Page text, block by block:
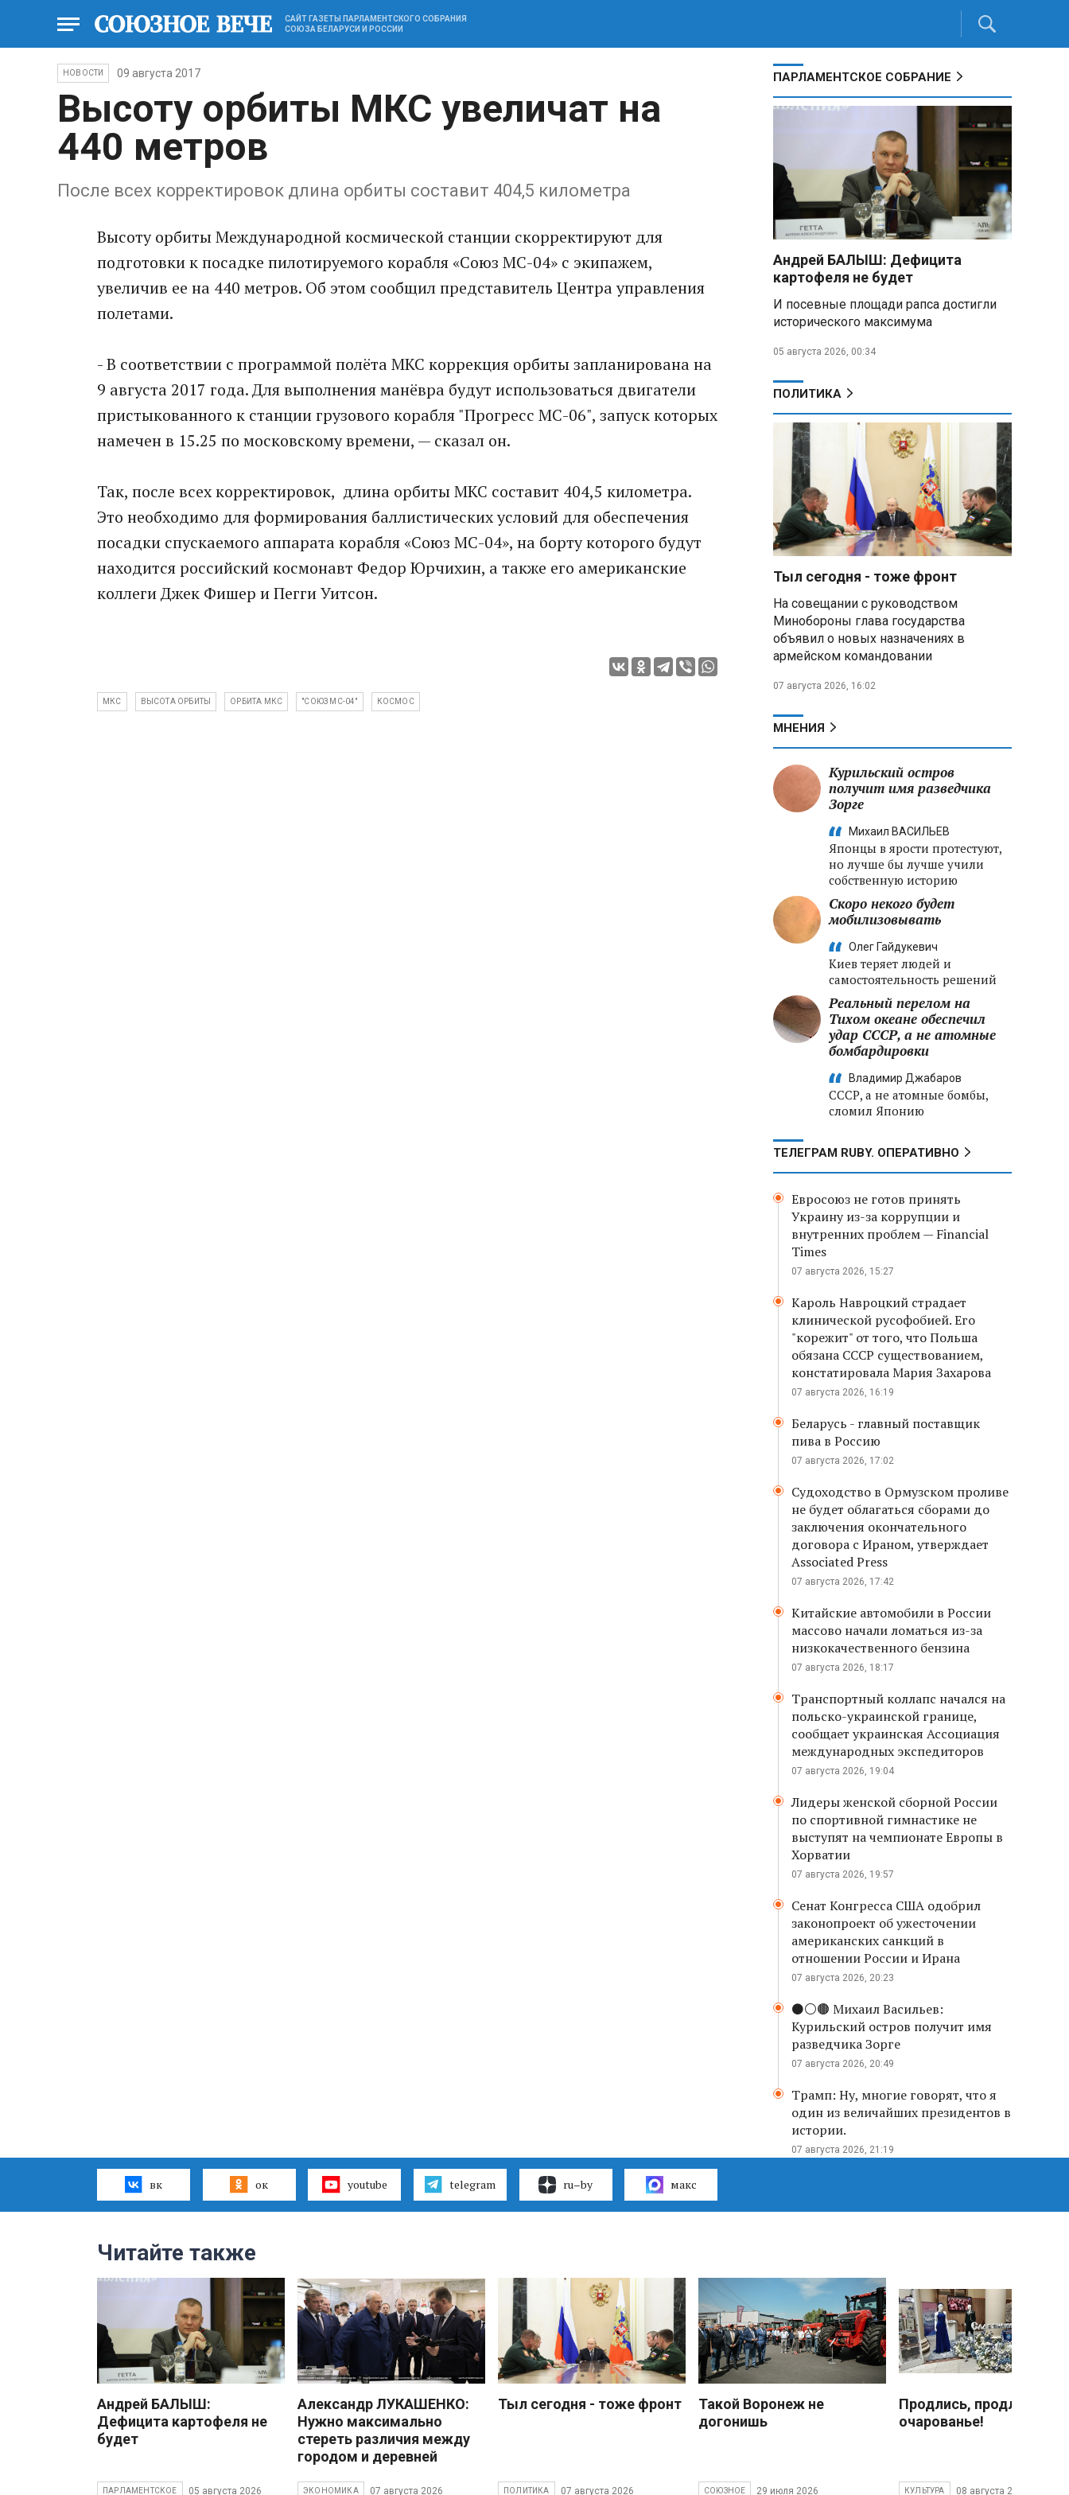
САЙТ ГАЗЕТЫ ПАРЛАМЕНТСКОГО СОБРАНИЯ
СОЮЗА БЕЛАРУСИ И РОССИИ
НОВОСТИ 09 августа 2017
Высоту орбиты МКС увеличат на
440 метров
После всех корректировок длина орбиты составит 404,5 километра
Высоту орбиты Международной космической станции скорректируют для
подготовки к посадке пилотируемого корабля «Союз МС-04» с экипажем,
увеличив ее на 440 метров. Об этом сообщил представитель Центра управления
полетами.
- В соответствии с программой полёта МКС коррекция орбиты запланирована на
9 августа 2017 года. Для выполнения манёвра будут использоваться двигатели
пристыкованного к станции грузового корабля "Прогресс МС-06", запуск которых
намечен в 15.25 по московскому времени, — сказал он.
Так, после всех корректировок, длина орбиты МКС составит 404,5 километра.
Это необходимо для формирования баллистических условий для обеспечения
посадки спускаемого аппарата корабля «Союз МС-04», на борту которого будут
находится российский космонавт Федор Юрчихин, а также его американские
коллеги Джек Фишер и Пегги Уитсон.
МКС ВЫСОТА ОРБИТЫ ОРБИТА МКС "СОЮЗ МС-04" КОСМОС
ПАРЛАМЕНТСКОЕ СОБРАНИЕ
Андрей БАЛЫШ: Дефицита
картофеля не будет
И посевные площади рапса достигли
исторического максимума
05 августа 2026, 00:34
ПОЛИТИКА
Тыл сегодня - тоже фронт
На совещании с руководством
Минобороны глава государства
объявил о новых назначениях в
армейском командовании
07 августа 2026, 16:02
МНЕНИЯ
Курильский остров
получит имя разведчика
Зорге
Михаил ВАСИЛЬЕВ
Японцы в ярости протестуют,
но лучше бы лучше учили
собственную историю
Скоро некого будет
мобилизовывать
Олег Гайдукевич
Киев теряет людей и
самостоятельность решений
Реальный перелом на
Тихом океане обеспечил
удар СССР, а не атомные
бомбардировки
Владимир Джабаров
СССР, а не атомные бомбы,
сломил Японию
ТЕЛЕГРАМ RUBY. ОПЕРАТИВНО
Евросоюз не готов принять
Украину из-за коррупции и
внутренних проблем — Financial
Times
07 августа 2026, 15:27
Кароль Навроцкий страдает
клинической русофобией. Его
"корежит" от того, что Польша
обязана СССР существованием,
констатировала Мария Захарова
07 августа 2026, 16:19
Беларусь - главный поставщик
пива в Россию
07 августа 2026, 17:02
Судоходство в Ормузском проливе
не будет облагаться сборами до
заключения окончательного
договора с Ираном, утверждает
Associated Press
07 августа 2026, 17:42
Китайские автомобили в России
массово начали ломаться из-за
низкокачественного бензина
07 августа 2026, 18:17
Транспортный коллапс начался на
польско-украинской границе,
сообщает украинская Ассоциация
международных экспедиторов
07 августа 2026, 19:04
Лидеры женской сборной России
по спортивной гимнастике не
выступят на чемпионате Европы в
Хорватии
07 августа 2026, 19:57
Сенат Конгресса США одобрил
законопроект об ужесточении
американских санкций в
отношении России и Ирана
07 августа 2026, 20:23
⚫️⚪️🟤 Михаил Васильев:
Курильский остров получит имя
разведчика Зорге
07 августа 2026, 20:49
Трамп: Ну, многие говорят, что я
один из величайших президентов в
истории.
07 августа 2026, 21:19
вк ок youtube telegram ru–by макс
Читайте также
Андрей БАЛЫШ:
Дефицита картофеля не
будет
ПАРЛАМЕНТСКОЕ 05 августа 2026
Александр ЛУКАШЕНКО:
Нужно максимально
стереть различия между
городом и деревней
ЭКОНОМИКА 07 августа 2026
Тыл сегодня - тоже фронт
ПОЛИТИКА 07 августа 2026
Такой Воронеж не
догонишь
СОЮЗНОЕ 29 июля 2026
Продлись, продлись
очарованье!
КУЛЬТУРА 08 августа 2026